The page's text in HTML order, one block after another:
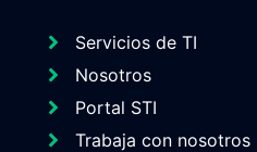
Servicios de TI
Nosotros
Portal STI
Trabaja con nosotros